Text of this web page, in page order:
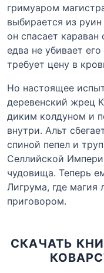
гримуаром
выбирается из
он спасает караван
едва не убивает
требует цену в
Но настоящее
деревенский жрец
диким колдуном и
внутри. Альт
спиной пепел и
Селлийской
чудовища. Теперь
Лигрума, где магия
приговором.
СКАЧАТЬ